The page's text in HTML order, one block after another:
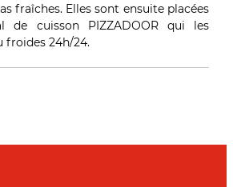
fraîches. Elles sont ensuite placées
de cuisson PIZZADOOR qui les
froides 24h/24.